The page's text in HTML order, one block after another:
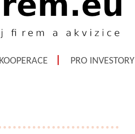
KOOPERACE PRO INVESTORY